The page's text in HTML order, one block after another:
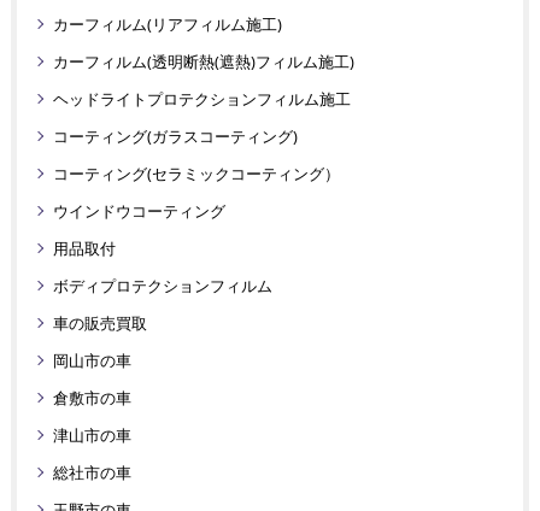
カーフィルム(リアフィルム施工)
カーフィルム(透明断熱(遮熱)フィルム施工)
ヘッドライトプロテクションフィルム施工
コーティング(ガラスコーティング)
コーティング(セラミックコーティング）
ウインドウコーティング
用品取付
ボディプロテクションフィルム
車の販売買取
岡山市の車
倉敷市の車
津山市の車
総社市の車